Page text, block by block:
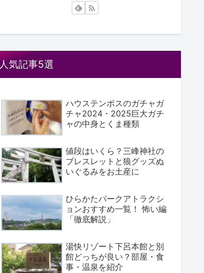
人気記事5選
ハウステンボスのガチャガ
チャ2024・2025巨大ガチ
ャの中身とくま種類
値段はいくら？三峰神社の
ブレスレットと狼グッズぬ
いぐるみをお土産に
ひらかたパークアトラクシ
ョンおすすめ一覧！ 怖い編
「徹底解説」
湯快リゾート下呂本館と別
館どっちが良い？部屋・食
事・温泉を紹介